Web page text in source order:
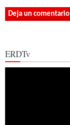
Deja un comentario
ERDTv